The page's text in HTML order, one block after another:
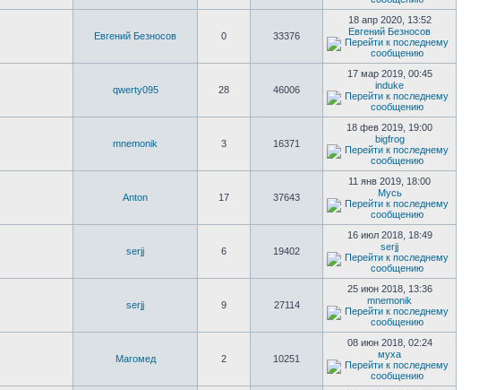
Евгений Безносов 0 33376
18 апр 2020, 13:52
Евгений Безносов
qwerty095 28 46006
17 мар 2019, 00:45
induke
mnemonik 3 16371
18 фев 2019, 19:00
bigfrog
Anton 17 37643
11 янв 2019, 18:00
Мусь
serjj 6 19402
16 июл 2018, 18:49
serjj
serjj 9 27114
25 июн 2018, 13:36
mnemonik
Магомед 2 10251
08 июн 2018, 02:24
муха